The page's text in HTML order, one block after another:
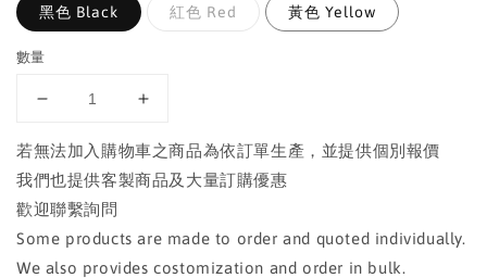
黑色 Black 紅色 Red 黃色 Yellow
數量
若無法加入購物車之商品為依訂單生產，並提供個別報價
我們也提供客製商品及大量訂購優惠
歡迎聯繫詢問
Some products are made to order and quoted individually.
We also provides costomization and order in bulk.